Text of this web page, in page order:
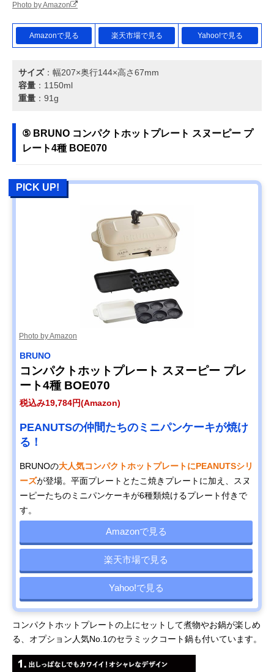
Photo by Amazon
Amazonで見る 楽天市場で見る Yahoo!で見る
サイズ：幅207×奥行144×高さ67mm
容量 ：1150ml
重量 ：91g
⑤ BRUNO コンパクトホットプレート スヌーピー プ
レート4種 BOE070
PICK UP!
Photo by Amazon
BRUNO
コンパクトホットプレート スヌーピー プレ
ート4種 BOE070
税込み19,784円(Amazon)
PEANUTSの仲間たちのミニパンケーキが焼け
る！
BRUNOの大人気コンパクトホットプレートにPEANUTSシリ
ーズが登場。平面プレートとたこ焼きプレートに加え、スヌ
ーピーたちのミニパンケーキが6種類焼けるプレート付きで
す。
Amazonで見る
楽天市場で見る
Yahoo!で見る
コンパクトホットプレートの上にセットして煮物やお鍋が楽しめ
る、オプション人気No.1のセラミックコート鍋も付いています。